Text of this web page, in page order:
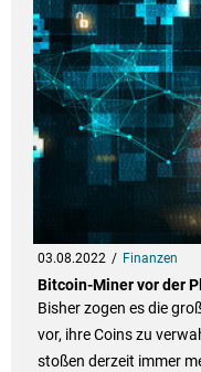
03.08.2022 Finanzen
Bitcoin-Miner vor der
Bisher zogen es die
vor, ihre Coins zu
stoßen derzeit immer